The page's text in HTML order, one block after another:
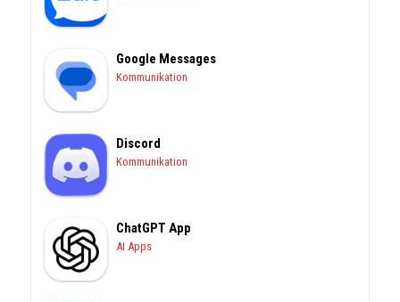
Google Messages
Kommunikation
Discord
Kommunikation
ChatGPT App
AI Apps